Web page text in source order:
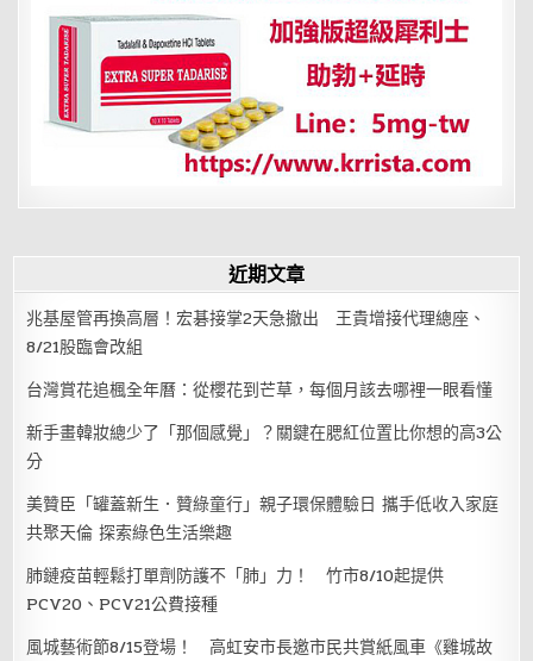
近期文章
兆基屋管再換高層！宏碁接掌2天急撤出 王貴增接代理總座、
8/21股臨會改組
台灣賞花追楓全年曆：從櫻花到芒草，每個月該去哪裡一眼看懂
新手畫韓妝總少了「那個感覺」？關鍵在腮紅位置比你想的高3公
分
美贊臣「罐蓋新生．贊綠童行」親子環保體驗日 攜手低收入家庭
共聚天倫 探索綠色生活樂趣
肺鏈疫苗輕鬆打單劑防護不「肺」力！ 竹市8/10起提供
PCV20、PCV21公費接種
風城藝術節8/15登場！ 高虹安市長邀市民共賞紙風車《雞城故